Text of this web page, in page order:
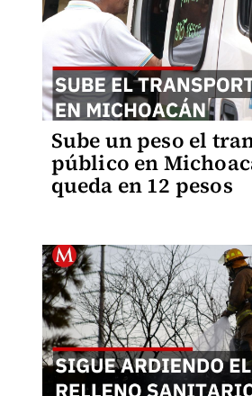
Sube un peso el
público en
queda en 12 pesos